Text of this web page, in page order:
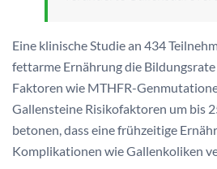
Eine klinische Studie an 434
fettarme Ernährung die
Faktoren wie MTHFR-
Gallensteine Risikofaktoren um bis
betonen, dass eine frühzeitige
Komplikationen wie Gallenkoliken